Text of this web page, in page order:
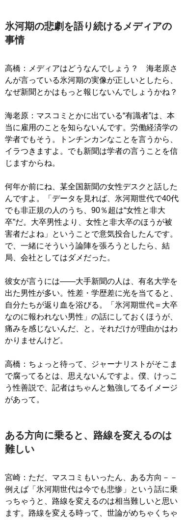
氷河期の悲劇を語り続けるメディアの
事情
高橋：メディアはどうなんでしょう？ 海老原さ
んが言っている氷河期の実像が正しいとしたら、
なぜ新聞とかはもっと報じないんでしょうかね？
海老原：マスコミとかに出ている“有識者”は、本
当に雇用のことを知らないんです。労働経済学の
学者でもそう。トンチンカンなことを言うから、
イラつきますよ。でも新聞は学者の言うことを信
じますからね。
何年か前にね、某全国新聞の女性デスクと話した
んですよ。「データを見れば、氷河期世代で40代
でも非正規の人のうち、90％超は“女性と非大
卒”だ。大卒男性より、女性と非大卒のほうが被
害者だよね」ということで意気投合したんです。
で、一緒にそういう論陣を張ろうとしたら、結
局、会社としてはダメだった。
彼女が言うには――大手新聞の人は、有名大学を
出た男性が多い。性差・学歴差に光を当てると、
自分たちが返り血を浴びる。「氷河期世代＝大卒
なのに報われない男性」の話にしておくほうが、
痛みを感じないんだ、と。それだけが理由かはわ
かりませんけど。
高橋：ちょっと待って、ジャーナリストがそこま
で腐ってるとは、思えないんですよ。僕、けっこ
う性善説で、記者はちゃんと勉強してるイメージ
があって。
ある方向に乗ると、路線を変えるのは
難しい
宮崎：ただ、マスコミもいったん、ある方向－－
例えば「氷河期世代は今でも悲惨」という話に乗
っちゃうと、路線を変えるのは相当難しいと思い
ます。路線を変える時って、世論がめちゃくちゃ